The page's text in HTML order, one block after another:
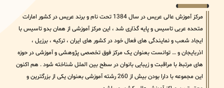
مرکز آموزش عالی عریس در سال 1384 تحت نام و برند عریس در کشور امارات
متحده عربی تاسیس و پایه گذاری شد ، این مرکز آموزشی از همان بدو تاسیس با
ایجاد شعب و نمایندگی های فعال خود در کشور های ایران ، ترکیه ، برزیل ،
اذربایجان و … توانست بعنوان یک مرکز فوق تخصصی پژوهشی و آموزشی در حوزه
های مرتبط با مراقبت و زیبایی بانوان در سطح بین الملل شناخته شود . هم اکنون
این مجموعه با دارا بودن بیش از 260 رشته آموزشی بعنوان یکی از بزرگترین و